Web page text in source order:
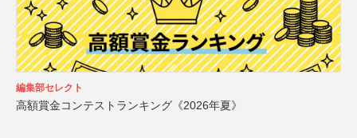
編集部セレクト
高額賞金コンテストランキング《2026年夏》